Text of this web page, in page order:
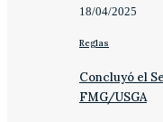
18/04/2025
Reglas
Concluyó el
FMG/USGA